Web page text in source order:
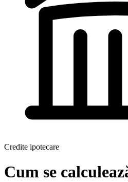
Credite ipotecare
Cum se